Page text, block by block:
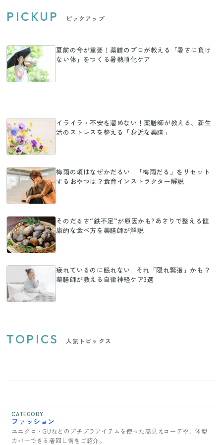
PICKUP ピックアップ
夏前の今が重要！薬膳のプロが教える「暑さに負け
ない体」をつくる暑熱順化ケア
イライラ・不安を溜めない！薬膳師が教える、新生
活のストレスを整える「身近な薬膳」
梅雨の頃はなぜかだるい…「梅雨だる」をリセット
するおやつは？食育インストラクター解説
そのだるさ“鉄不足”が原因かも?あさりで整える健
康的な食べ方を薬膳師が解説
疲れているのに眠れない…それ「隠れ緊張」かも？
薬膳師が教える自律神経ケア3選
TOPICS 人気トピックス
CATEGORY
ファッション
ユニクロ・GUなどのプチプラアイテムを使った高見えコーデや、体型
カバーできる着回し術をご紹介。